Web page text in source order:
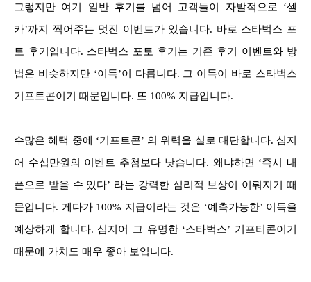
그렇지만 여기 일반 후기를 넘어 고객들이 자발적으로 ‘셀
카’까지 찍어주는 멋진 이벤트가 있습니다. 바로 스타벅스 포
토 후기입니다. 스타벅스 포토 후기는 기존 후기 이벤트와 방
법은 비슷하지만 ‘이득’이 다릅니다. 그 이득이 바로 스타벅스
기프트콘이기 때문입니다. 또 100% 지급입니다.
수많은 혜택 중에 ‘기프트콘’ 의 위력을 실로 대단합니다. 심지
어 수십만원의 이벤트 추첨보다 낫습니다. 왜냐하면 ‘즉시 내
폰으로 받을 수 있다’ 라는 강력한 심리적 보상이 이뤄지기 때
문입니다. 게다가 100% 지급이라는 것은 ‘예측가능한’ 이득을
예상하게 합니다. 심지어 그 유명한 ‘스타벅스’ 기프티콘이기
때문에 가치도 매우 좋아 보입니다.